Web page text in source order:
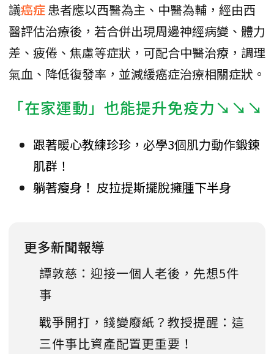
議癌症患者應以西醫為主、中醫為輔，經由西
醫評估治療後，若合併出現周邊神經病變、體力
差、疲倦、焦慮等症狀，可配合中醫治療，調理
氣血、降低復發率，並減緩癌症治療相關症狀。
「在家運動」也能提升免疫力↘↘↘
跟著暖心教練珍珍，必學3個肌力動作鍛鍊
肌群！
躺著瘦身！ 皮拉提斯擺脫擁腫下半身
更多新聞報導
譚敦慈：迎接一個人老後，先想5件
事
戰爭開打，錢變廢紙？教授提醒：這
三件事比資產配置更重要！